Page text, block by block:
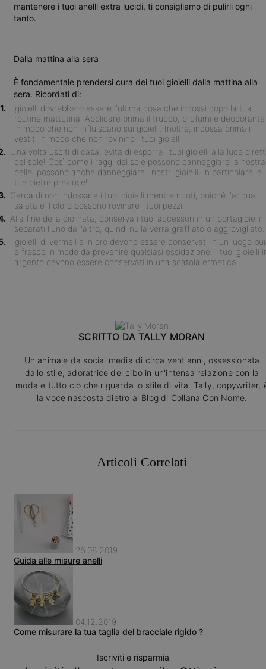
mantenere i tuoi anelli extra lucidi, ti consigliamo di pulirli ogni
tanto.
Dalla mattina alla sera
È fondamentale prendersi cura dei tuoi gioielli dalla mattina alla
sera. Ricordati di:
I gioielli dovrebbero essere l'ultima cosa che indossi dopo la tua
routine mattutina. Applicare prima il trucco, profumi e deodorante
in modo che non influiscano sui gioielli. Inoltre, indossa prima i
vestiti in modo che non rovinino i tuoi gioielli.
Una volta usciti di casa, evita di esporre i tuoi gioielli alla luce
del sole! Così come i raggi del sole possono danneggiare la nostra
pelle, possono anche danneggiare i nostri gioielli, in particolare le
tue pietre preziose!
Cerca di non indossare i tuoi gioielli mentre nuoti, poiché l'acqua
salata e il cloro possono rovinare i tuoi pezzi.
Alla fine della giornata, conserva i tuoi accessori in un portagioielli
separati l'uno dall'altro, quindi nulla verrà graffiato o aggrovigliato.
I gioielli di vermeil e in oro devono essere conservati in un luogo
e fresco in modo da prevenire qualsiasi ossidazione. I tuoi gioielli
argento devono essere conservati in una scatola ermetica.
SCRITTO DA TALLY MORAN
Un animale da social media di circa vent'anni, ossessionata
dallo stile, adoratrice del cibo in un'intensa relazione con la
moda e tutto ciò che riguarda lo stile di vita. Tally, copywriter,
la voce nascosta dietro al Blog di Collana Con Nome.
Articoli Correlati
25.08.2019
Guida alle misure anelli
04.12.2019
Come misurare la tua taglia del bracciale rigido ?
Iscriviti e risparmia